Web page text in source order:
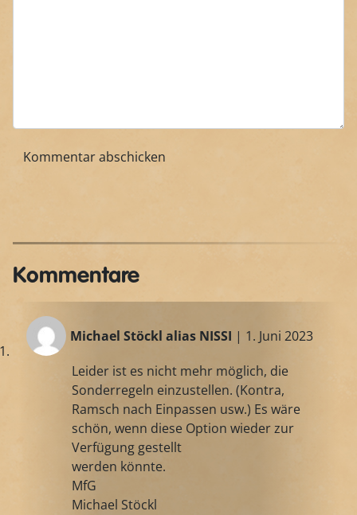
Kommentare
Michael Stöckl alias NISSI | 1. Juni 2023
Leider ist es nicht mehr möglich, die
Sonderregeln einzustellen. (Kontra,
Ramsch nach Einpassen usw.) Es wäre
schön, wenn diese Option wieder zur
Verfügung gestellt
werden könnte.
MfG
Michael Stöckl